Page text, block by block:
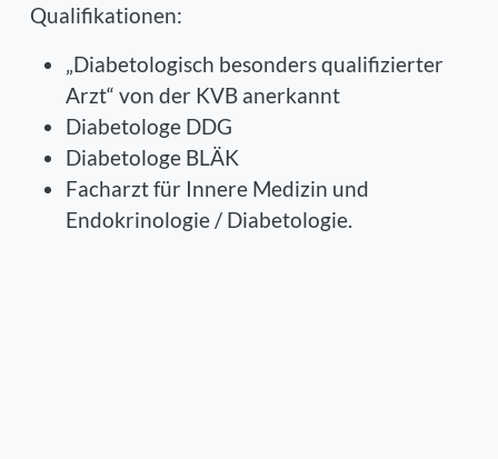
Qualifikationen:
„Diabetologisch besonders qualifizierter
Arzt“ von der KVB anerkannt
Diabetologe DDG
Diabetologe BLÄK
Facharzt für Innere Medizin und
Endokrinologie / Diabetologie.